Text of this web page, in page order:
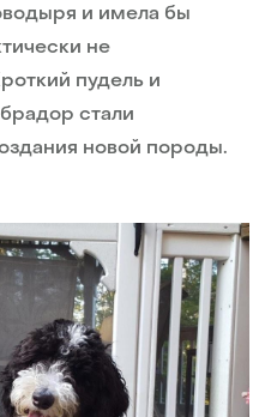
и имела бы
не
пудель и
стали
новой породы.